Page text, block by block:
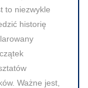
to niezwykle
historię
Ważne jest,